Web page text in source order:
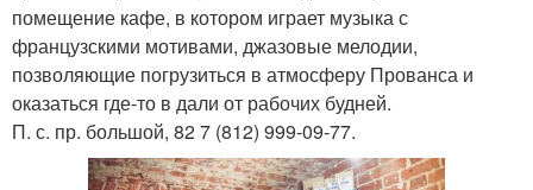
помещение кафе, в котором играет музыка с
французскими мотивами, джазовые мелодии,
позволяющие погрузиться в атмосферу Прованса и
оказаться где-то в дали от рабочих будней.
П. с. пр. большой, 82 7 (812) 999-09-77.